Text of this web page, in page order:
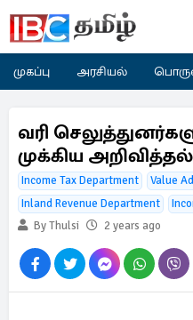
முகப்பு அரசியல்
வரி
முக்கிய அறிவித்தல்
Income Tax Department
Value
Inland Revenue Department
By Thulsi
2 years ago